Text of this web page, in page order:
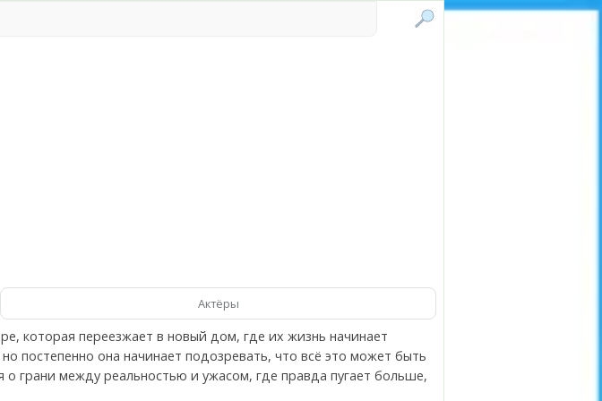
Актёры
которая переезжает в новый дом, где их жизнь начинает
постепенно она начинает подозревать, что всё это может быть
грани между реальностью и ужасом, где правда пугает больше,